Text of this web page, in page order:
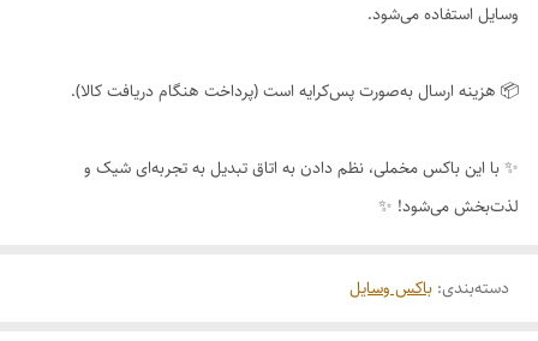
وسایل استفاده می‌شود.
📦 هزینه ارسال به‌صورت پس‌کرایه است (پرداخت هنگام دریافت کالا).
✨ با این باکس مخملی، نظم دادن به اتاق تبدیل به تجربه‌ای شیک و
لذت‌بخش می‌شود! ✨
دسته‌بندی: باکس وسایل